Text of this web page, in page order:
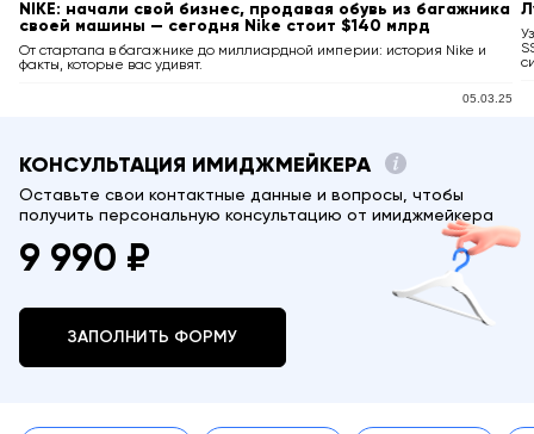
NIKE: начали свой бизнес, продавая обувь из багажника
своей машины — сегодня Nike стоит $140 млрд
От стартапа в багажнике до миллиардной империи: история Nike и
факты, которые вас удивят.
05.03.25
КОНСУЛЬТАЦИЯ ИМИДЖМЕЙКЕРА
Оставьте свои контактные данные и вопросы, чтобы
получить персональную консультацию от имиджмейкера
9 990 ₽
ЗАПОЛНИТЬ ФОРМУ